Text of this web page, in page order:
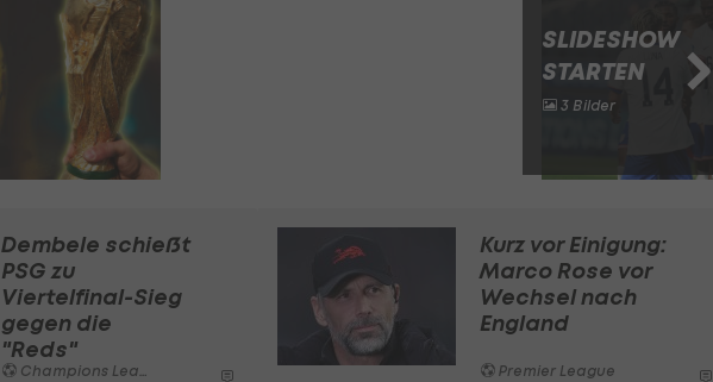
SLIDESHOW
STARTEN
3 Bilder
Dembele schießt
PSG zu
Viertelfinal-Sieg
gegen die
"Reds"
Champions League
Kurz vor Einigung:
Marco Rose vor
Wechsel nach
England
Premier League